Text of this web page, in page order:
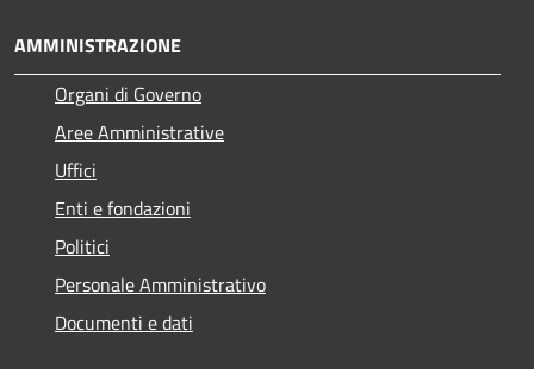
AMMINISTRAZIONE
Organi di Governo
Aree Amministrative
Uffici
Enti e fondazioni
Politici
Personale Amministrativo
Documenti e dati